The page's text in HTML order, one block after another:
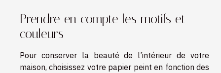
Prendre en compte les motifs et
couleurs
Pour conserver la beauté de l’intérieur de votre
maison, choisissez votre papier peint en fonction des